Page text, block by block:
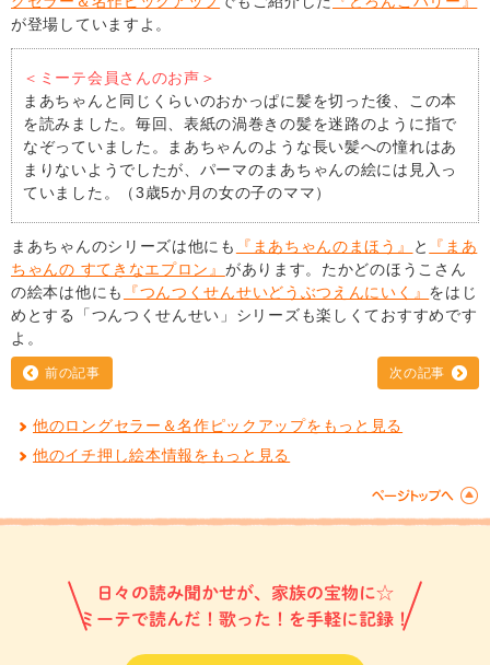
が登場していますよ。
＜ミーテ会員さんのお声＞
まあちゃんと同じくらいのおかっぱに髪を切った後、この本
を読みました。毎回、表紙の渦巻きの髪を迷路のように指で
なぞっていました。まあちゃんのような長い髪への憧れはあ
まりないようでしたが、パーマのまあちゃんの絵には見入っ
ていました。（3歳5か月の女の子のママ）
まあちゃんのシリーズは他にも 『まあちゃんのまほう』 と
『まあ
ちゃんの すてきなエプロン』 があります。たかどのほうこさん
の絵本は他にも
『つんつくせんせいどうぶつえんにいく』 をはじ
めとする「つんつくせんせい」シリーズも楽しくておすすめです
よ。
前の記事 次の記事
他のロングセラー＆名作ピックアップをもっと見る
他のイチ押し絵本情報をもっと見る
日々の読み聞かせが、家族の宝物に☆
ミーテで読んだ！歌った！を手軽に記録！